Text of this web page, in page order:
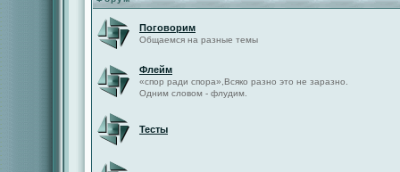
Поговорим
Общаемся на разные темы
Флейм
«спор ради спора»,Всяко разно это не заразно.
Одним словом - флудим.
Тесты